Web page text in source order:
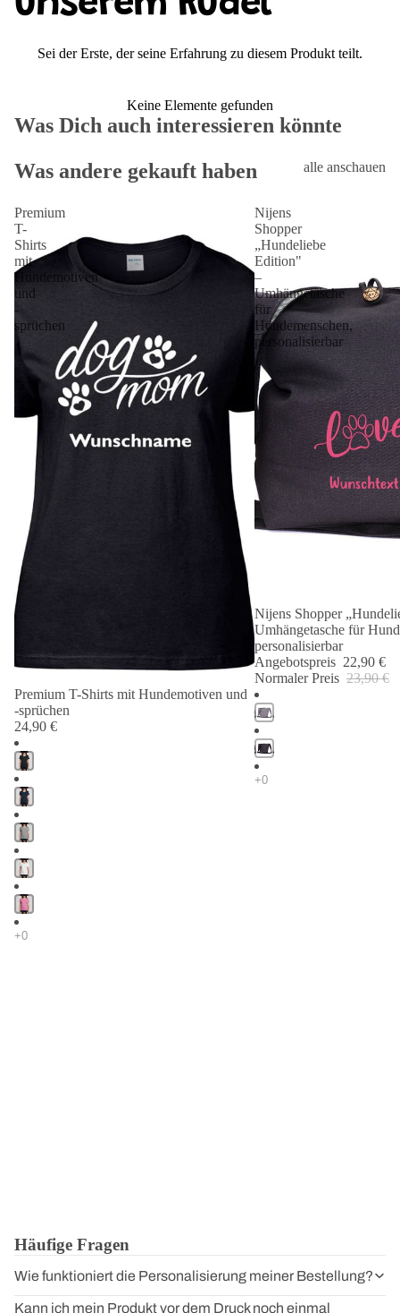
Sei der Erste, der seine Erfahrung zu diesem Produkt teilt.
Keine Elemente gefunden
Was Dich auch interessieren könnte
Was andere gekauft haben
alle anschauen
Premium
T-
Shirts
mit
Hundemotiven
und
-
sprüchen
Premium T-Shirts mit Hundemotiven und
-sprüchen
24,90 €
Nijens
Shopper
„Hundeliebe
Edition"
–
Umhängetasche
für
Hundemenschen,
personalisierbar
Angebot 🐾
Nijens Shopper
Umhängetasche für
personalisierbar
Angebotspreis 22,90 €
Normaler Preis 23,90 €
Häufige Fragen
Wie funktioniert die Personalisierung meiner Bestellung?
Kann ich mein Produkt vor dem Druck noch einmal